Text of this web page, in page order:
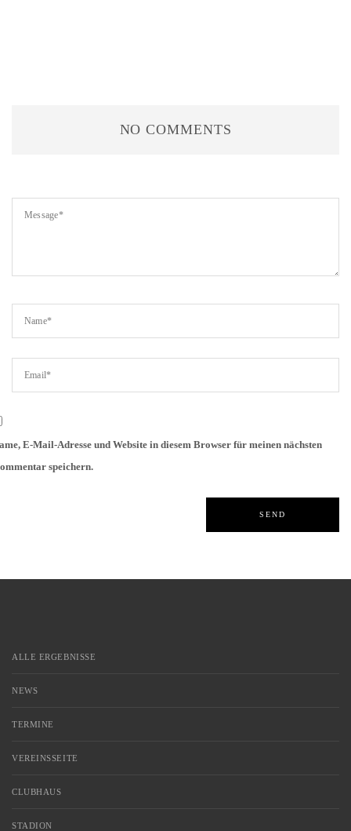
NO COMMENTS
E-Mail-Adresse und Website in diesem Browser für meinen nächsten
speichern.
ALLE ERGEBNISSE
NEWS
TERMINE
VEREINSSEITE
CLUBHAUS
STADION